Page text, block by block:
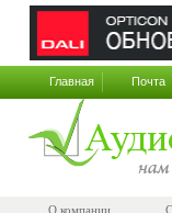
Главная Почта
О компании